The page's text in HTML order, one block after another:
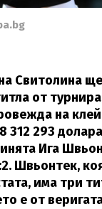
Свитолина
от
на клей
312 293
Ига
Швьонтек,
има три
е от